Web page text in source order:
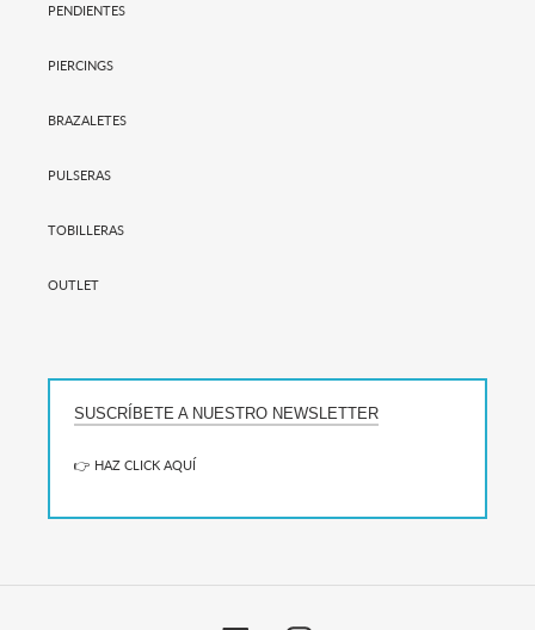
PENDIENTES
PIERCINGS
BRAZALETES
PULSERAS
TOBILLERAS
OUTLET
SUSCRÍBETE A NUESTRO NEWSLETTER
👉 HAZ CLICK AQUÍ